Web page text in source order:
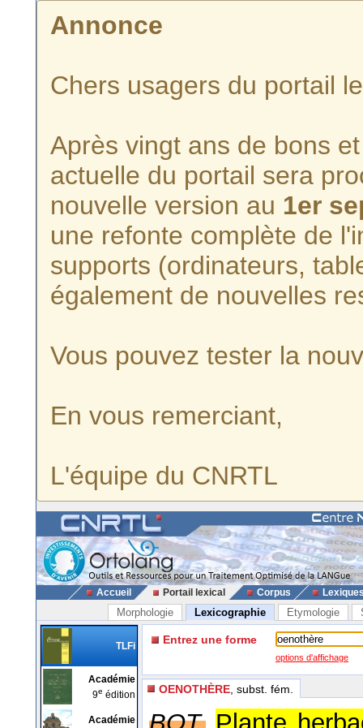
Annonce
Chers usagers du portail
Après vingt ans de bons
actuelle du portail sera
nouvelle version au 1er
une refonte complète de
supports (ordinateurs,
également de nouvelles
Vous pouvez tester la
En vous remerciant,
L'équipe du CNRTL
Accueil Portail lexical Corpus
Morphologie Lexicographie Etymologie
TLFi
Académie
9e édition
Académie
Entrez une forme
options d'affichage
OENOTHÈRE , subst. fém.